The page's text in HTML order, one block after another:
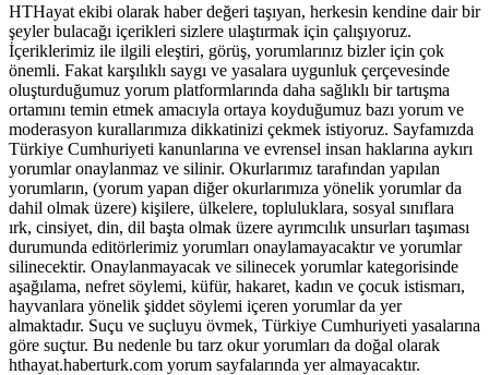
HTHayat ekibi olarak haber değeri taşıyan, herkesin kendine dair bir
şeyler bulacağı içerikleri sizlere ulaştırmak için çalışıyoruz.
İçeriklerimiz ile ilgili eleştiri, görüş, yorumlarınız bizler için çok
önemli. Fakat karşılıklı saygı ve yasalara uygunluk çerçevesinde
oluşturduğumuz yorum platformlarında daha sağlıklı bir tartışma
ortamını temin etmek amacıyla ortaya koyduğumuz bazı yorum ve
moderasyon kurallarımıza dikkatinizi çekmek istiyoruz. Sayfamızda
Türkiye Cumhuriyeti kanunlarına ve evrensel insan haklarına aykırı
yorumlar onaylanmaz ve silinir. Okurlarımız tarafından yapılan
yorumların, (yorum yapan diğer okurlarımıza yönelik yorumlar da
dahil olmak üzere) kişilere, ülkelere, topluluklara, sosyal sınıflara
ırk, cinsiyet, din, dil başta olmak üzere ayrımcılık unsurları taşıması
durumunda editörlerimiz yorumları onaylamayacaktır ve yorumlar
silinecektir. Onaylanmayacak ve silinecek yorumlar kategorisinde
aşağılama, nefret söylemi, küfür, hakaret, kadın ve çocuk istismarı,
hayvanlara yönelik şiddet söylemi içeren yorumlar da yer
almaktadır. Suçu ve suçluyu övmek, Türkiye Cumhuriyeti yasalarına
göre suçtur. Bu nedenle bu tarz okur yorumları da doğal olarak
hthayat.haberturk.com yorum sayfalarında yer almayacaktır.